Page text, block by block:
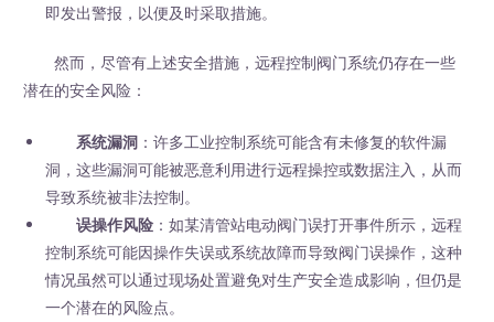
即发出警报，以便及时采取措施。
然而，尽管有上述安全措施，远程控制阀门系统仍存在一些
潜在的安全风险：
系统漏洞 ：许多工业控制系统可能含有未修复的软件漏
洞，这些漏洞可能被恶意利用进行远程操控或数据注入，从而
导致系统被非法控制。
误操作风险 ：如某清管站电动阀门误打开事件所示，远程
控制系统可能因操作失误或系统故障而导致阀门误操作，这种
情况虽然可以通过现场处置避免对生产安全造成影响，但仍是
一个潜在的风险点。